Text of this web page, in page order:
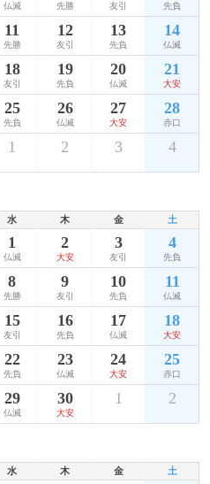
仏滅 先勝 友引 先負
11
先勝
12
友引
13
先負
14
仏滅
18
友引
19
先負
20
仏滅
21
大安
25
先負
26
仏滅
27
大安
28
赤口
1 2 3 4
水 木 金 土
1
仏滅
2
大安
3
友引
4
先負
8
先勝
9
友引
10
先負
11
仏滅
15
友引
16
先負
17
仏滅
18
大安
22
先負
23
仏滅
24
大安
25
赤口
29
仏滅
30
大安
1 2
水 木 金 土